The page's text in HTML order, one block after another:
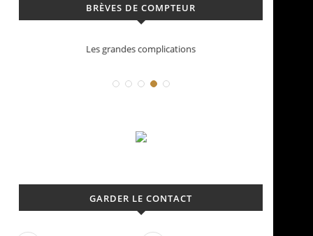
BRÈVES DE COMPTEUR
Les grandes complications
GARDER LE CONTACT